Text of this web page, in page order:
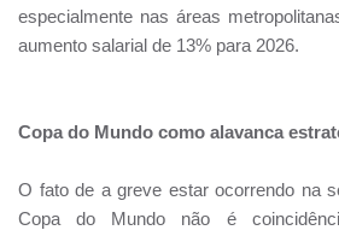
especialmente nas áreas
aumento salarial de 13% para 2026.
Copa do Mundo como alavanca
O fato de a greve estar ocorrendo na
Copa do Mundo não é